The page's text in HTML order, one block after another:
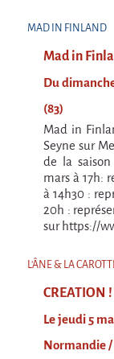
Il va
HIKI
En souvenir
Risque
Marathon
C'est
MAD IN FINLAND
Mad in
Du
(83)
Mad in
Seyne sur
de la
mars à 17h:
à 14h30 :
20h :
sur https://
L'ÂNE & LA
CREATION !
Le jeudi 5
Normandie